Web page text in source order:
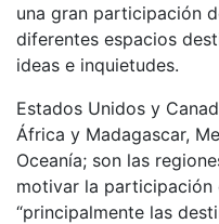
una gran participación
diferentes espacios
ideas e inquietudes.
Estados Unidos y
África y Madagascar,
Oceanía; son las
motivar la participación
“principalmente las